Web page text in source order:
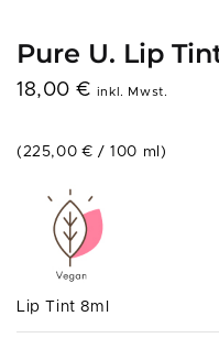
Pure U. Lip
18,00€ inkl. Mwst.
(225,00€ /100 ml )
Lip Tint 8ml